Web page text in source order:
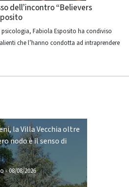
dell’incontro “Believers
Fabiola Esposito ha condiviso
che l’hanno condotta ad intraprendere
la Villa Vecchia oltre
nodo è il senso di
-08/08/2026